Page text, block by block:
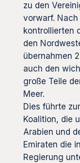
zu den
vorwarf. Nach
kontrollierten
den
übernahmen
auch den
große Teile
Meer.
Dies führte
Koalition, die
Arabien und
Emiraten die
Regierung